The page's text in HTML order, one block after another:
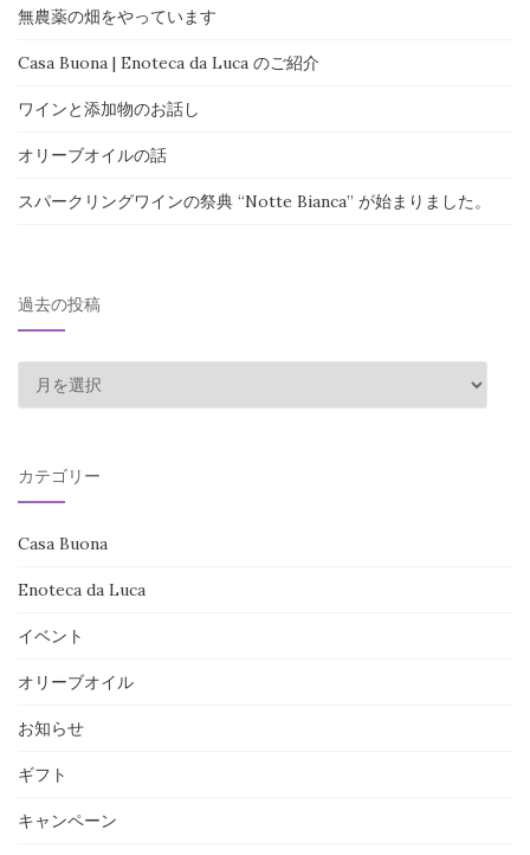
無農薬の畑をやっています
Casa Buona | Enoteca da Luca のご紹介
ワインと添加物のお話し
オリーブオイルの話
スパークリングワインの祭典 “Notte Bianca” が始まりました。
過去の投稿
去
投
稿
カテゴリー
Casa Buona
Enoteca da Luca
イベント
オリーブオイル
お知らせ
ギフト
キャンペーン